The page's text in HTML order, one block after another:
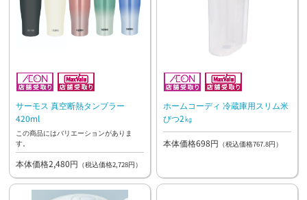
サーモス 真空断熱タンブラー
420ml
この商品にはバリエーションがありま
す。
本体価格2,480円 （税込価格2,728円）
ホームコーディ 冷蔵庫用スリム米
びつ2㎏
本体価格698円 （税込価格767.8円）